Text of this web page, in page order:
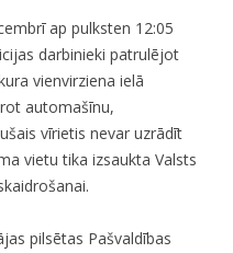
ap pulksten 12:05
darbinieki patrulējot
vienvirziena ielā
automašīnu,
vīrietis nevar uzrādīt
vietu tika izsaukta Valsts
pilsētas Pašvaldības